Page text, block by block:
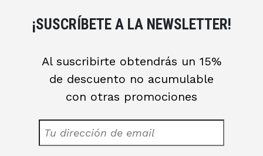
¡SUSCRÍBETE A LA NEWSLETTER!
Al suscribirte obtendrás un 15%
de descuento no acumulable
con otras promociones